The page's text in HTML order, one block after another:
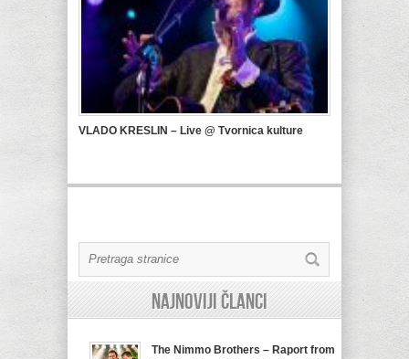
VLADO KRESLIN – Live @ Tvornica kulture
Najnoviji članci
The Nimmo Brothers – Raport from